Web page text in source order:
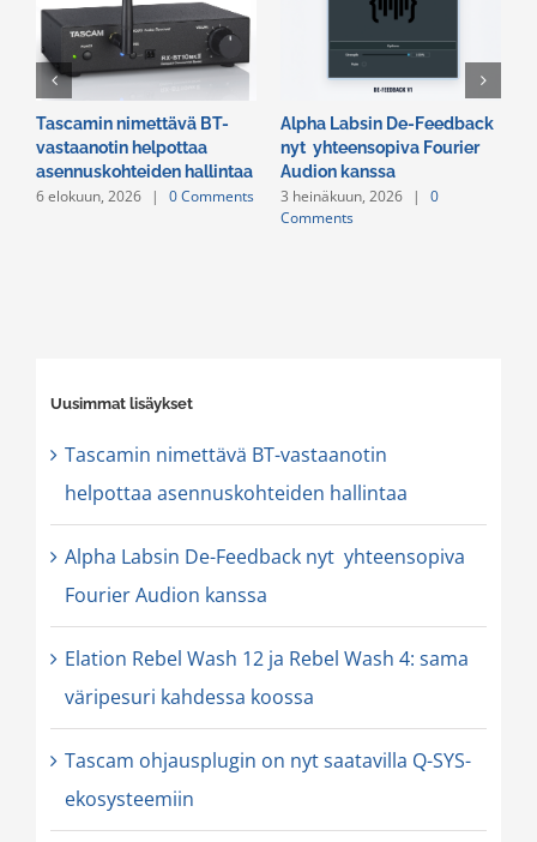
Tascamin nimettävä BT-
vastaanotin helpottaa
asennuskohteiden hallintaa
6 elokuun, 2026 | 0 Comments
Alpha Labsin De-Feedback
nyt yhteensopiva Fourier
Audion kanssa
3 heinäkuun, 2026 |
0
Comments
Uusimmat lisäykset
Tascamin nimettävä BT-vastaanotin
helpottaa asennuskohteiden hallintaa
Alpha Labsin De-Feedback nyt yhteensopiva
Fourier Audion kanssa
Elation Rebel Wash 12 ja Rebel Wash 4: sama
väripesuri kahdessa koossa
Tascam ohjausplugin on nyt saatavilla Q-SYS-
ekosysteemiin